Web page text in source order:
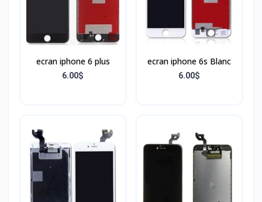
ecran iphone 6 plus
6.00$
ecran iphone 6s Blanc
6.00$